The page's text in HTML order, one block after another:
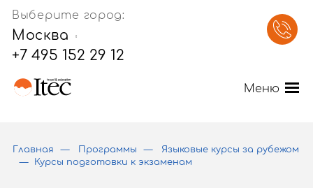
Выберите город:
Москва
+7 495 152 29 12
Меню
Главная Программы
Языковые курсы за рубежом
Курсы подготовки к экзаменам